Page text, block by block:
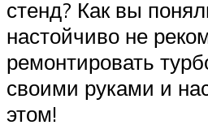
стенд? Как вы
настойчиво не
ремонтировать
своими руками и
этом!